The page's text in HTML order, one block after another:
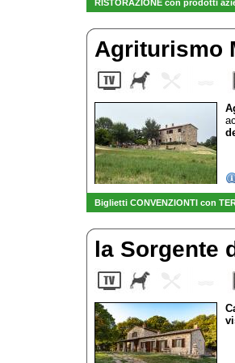
RISTORAZIONE con prodotti
Agriturismo
Biglietti CONVENZIONTI con
la Sorgente